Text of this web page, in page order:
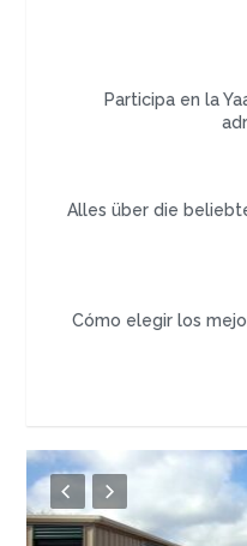
Participa en la
Alles über die
Cómo elegir los